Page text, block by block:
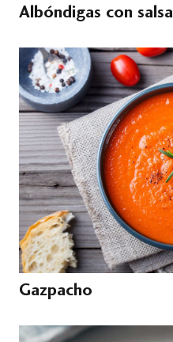
Albóndigas con salsa
Gazpacho